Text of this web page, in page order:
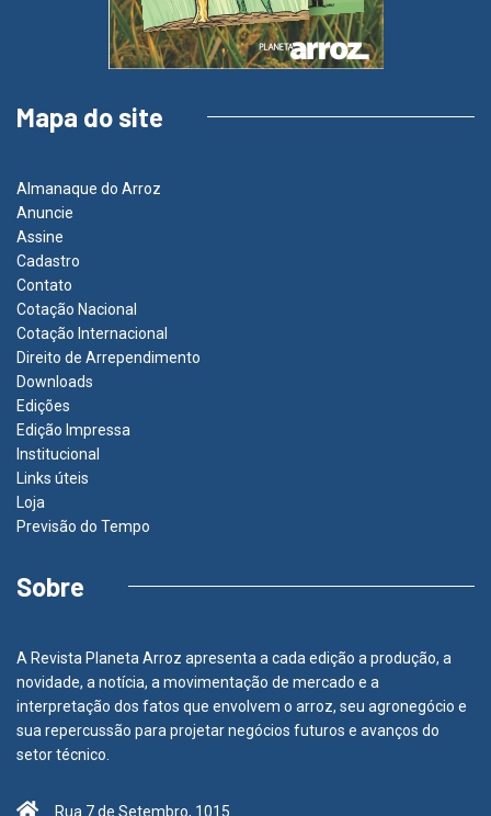
Mapa do site
Almanaque do Arroz
Anuncie
Assine
Cadastro
Contato
Cotação Nacional
Cotação Internacional
Direito de Arrependimento
Downloads
Edições
Edição Impressa
Institucional
Links úteis
Loja
Previsão do Tempo
Sobre
A Revista Planeta Arroz apresenta a cada edição a produção, a
novidade, a notícia, a movimentação de mercado e a
interpretação dos fatos que envolvem o arroz, seu agronegócio e
sua repercussão para projetar negócios futuros e avanços do
setor técnico.
Rua 7 de Setembro, 1015